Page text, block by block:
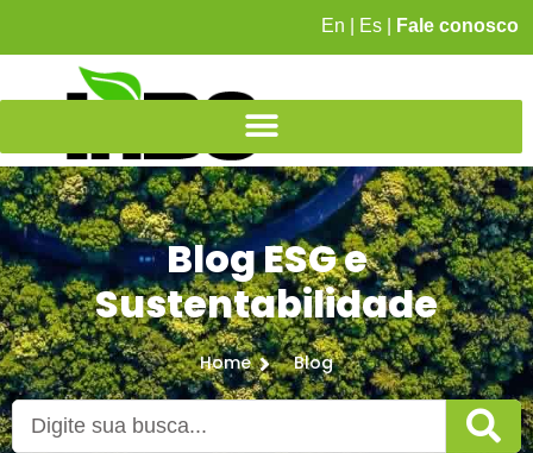
En Es Fale conosco
Blog ESG e
Sustentabilidade
Home Blog